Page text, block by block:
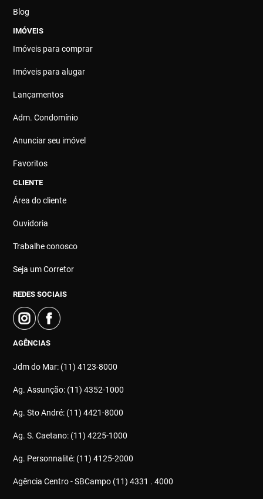
Blog
IMÓVEIS
Imóveis para comprar
Imóveis para alugar
Lançamentos
Adm. Condomínio
Anunciar seu imóvel
Favoritos
CLIENTE
Área do cliente
Ouvidoria
Trabalhe conosco
Seja um Corretor
REDES SOCIAIS
AGÊNCIAS
Jdm do Mar: (11) 4123-8000
Ag. Assunção: (11) 4352-1000
Ag. Sto André: (11) 4421-8000
Ag. S. Caetano: (11) 4225-1000
Ag. Personnalité: (11) 4125-2000
Agência Centro - SBCampo (11) 4331 . 4000